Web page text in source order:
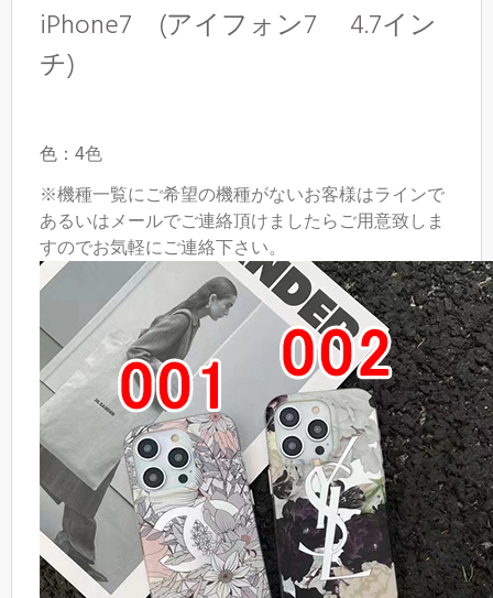
iPhone7 (アイフォン7 4.7イン
チ)
色：4色
※機種一覧にご希望の機種がないお客様はラインで
あるいはメールでご連絡頂けましたらご用意致しま
すのでお気軽にご連絡下さい。